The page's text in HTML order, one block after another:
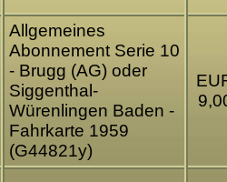
Allgemeines
Abonnement Serie 10
- Brugg (AG) oder
Siggenthal-
Würenlingen Baden -
Fahrkarte 1959
(G44821y)